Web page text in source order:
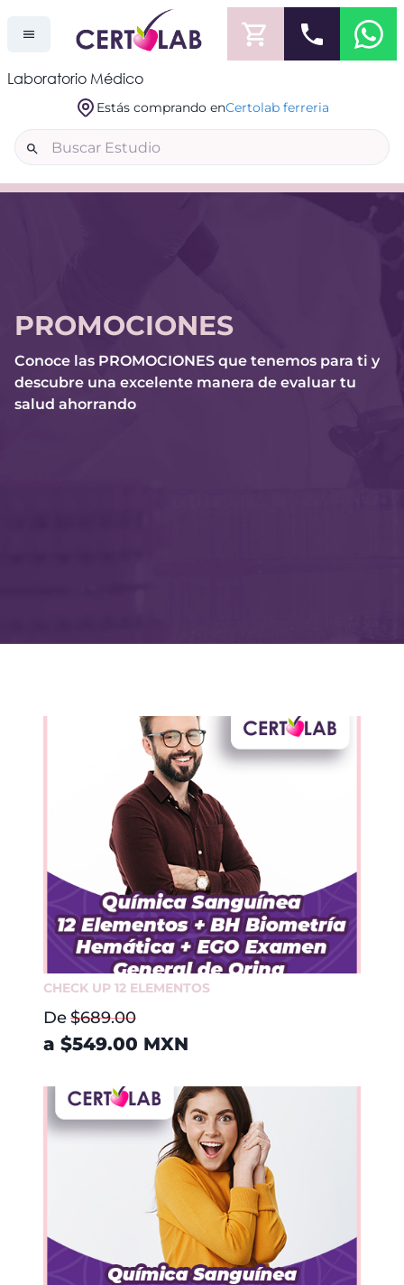
Laboratorio Médico
Estás comprando enCertolab ferreria
PROMOCIONES
Conoce las PROMOCIONES que tenemos para ti y
descubre una excelente manera de evaluar tu
salud ahorrando
CHECK UP 12 ELEMENTOS
De$689.00
a $549.00 MXN